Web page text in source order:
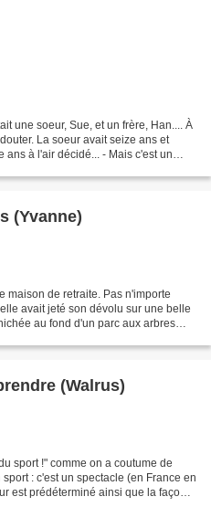
une soeur, Sue, et un frère, Han.... À
La soeur avait seize ans et
à l'air décidé... - Mais c'est un
(Yvanne)
maison de retraite. Pas n'importe
avait jeté son dévolu sur une belle
au fond d'un parc aux arbres
(Walrus)
sport !" comme on a coutume de
: c'est un spectacle (en France en
est prédéterminé ainsi que la façon